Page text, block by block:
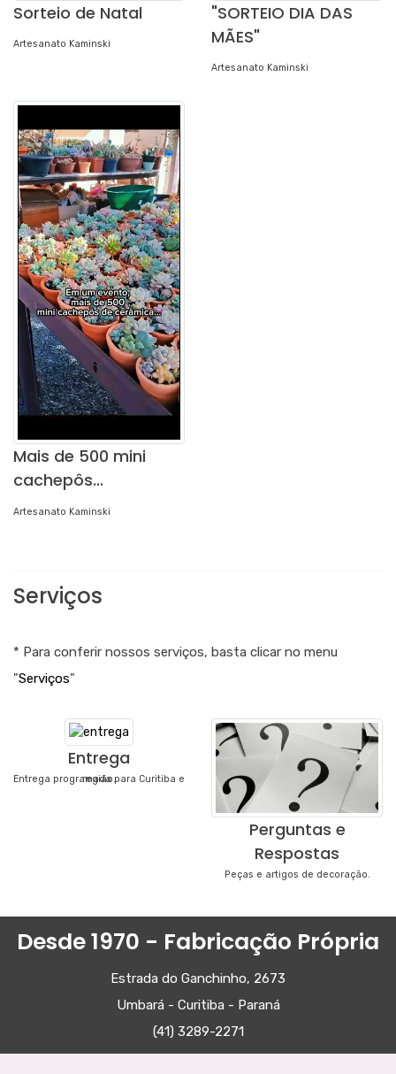
Sorteio de Natal
Artesanato Kaminski
"SORTEIO DIA DAS
MÃES"
Artesanato Kaminski
Mais de 500 mini
cachepôs...
Artesanato Kaminski
Serviços
* Para conferir nossos serviços, basta clicar no menu
"Serviços"
Entrega
Entrega programada para Curitiba e região.
Perguntas e
Respostas
Peças e artigos de decoração.
Desde 1970 - Fabricação Própria
Estrada do Ganchinho, 2673
Umbará - Curitiba - Paraná
(41) 3289-2271